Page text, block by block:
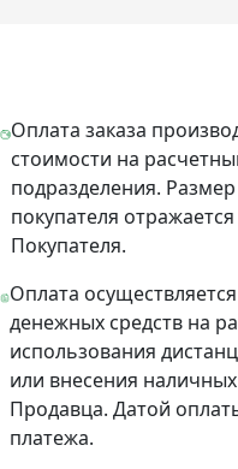
Оплата заказа
стоимости на
подразделения.
покупателя
Покупателя.
Оплата
денежных средств на
использования
или внесения
Продавца. Датой
платежа.